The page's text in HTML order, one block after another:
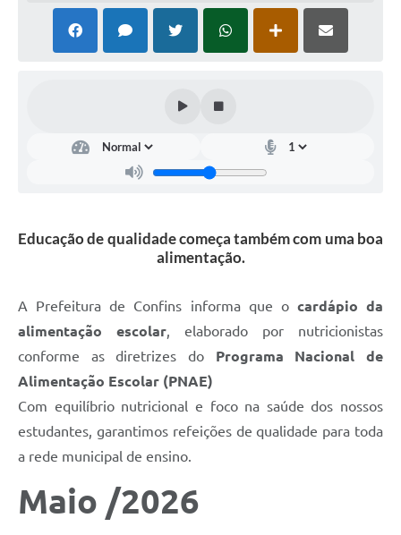
Educação de qualidade começa também com uma boa
alimentação.
A Prefeitura de Confins informa que o cardápio da
alimentação escolar, elaborado por nutricionistas
conforme as diretrizes do Programa Nacional de
Alimentação Escolar (PNAE)
Com equilíbrio nutricional e foco na saúde dos nossos
estudantes, garantimos refeições de qualidade para toda
a rede municipal de ensino.
Maio /2026